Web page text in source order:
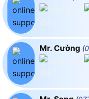
Mr. Cường (